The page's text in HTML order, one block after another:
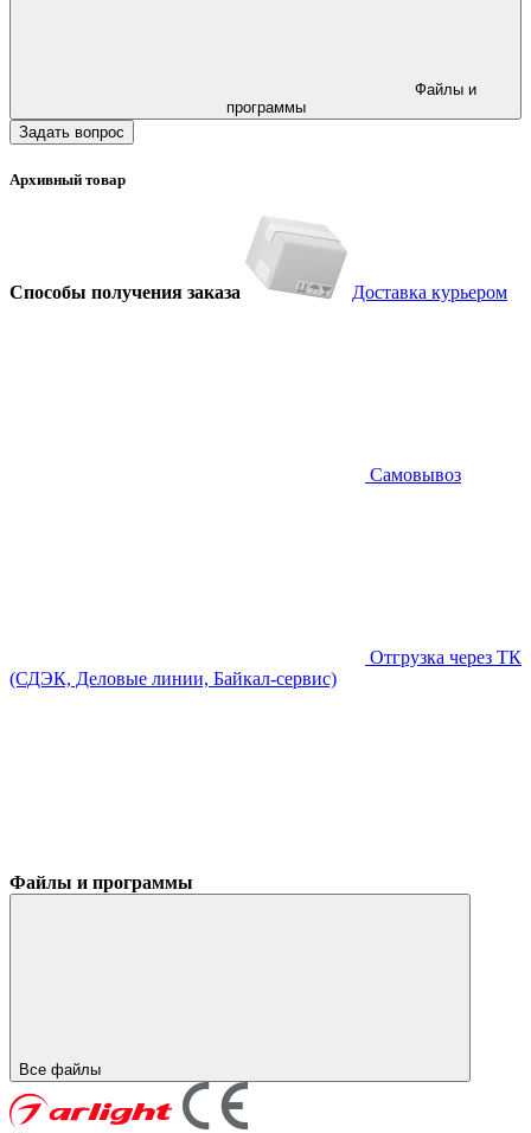
программы
Задать вопрос
Архивный товар
Способы получения заказа Доставка курьером
Самовывоз
Отгрузка через ТК
(СДЭК, Деловые линии, Байкал-сервис)
Файлы и программы
Все файлы